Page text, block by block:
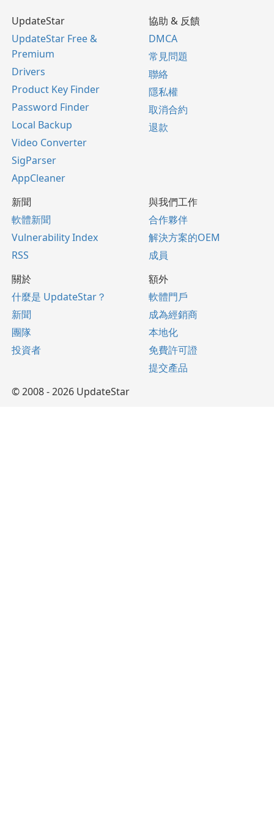
UpdateStar
UpdateStar Free &
Premium
Drivers
Product Key Finder
Password Finder
Local Backup
Video Converter
SigParser
AppCleaner
協助 & 反饋
DMCA
常見問題
聯絡
隱私權
取消合約
退款
新聞
軟體新聞
Vulnerability Index
RSS
與我們工作
合作夥伴
解決方案的OEM
成員
關於
什麼是 UpdateStar？
新聞
團隊
投資者
額外
軟體門戶
成為經銷商
本地化
免費許可證
提交產品
© 2008 - 2026 UpdateStar